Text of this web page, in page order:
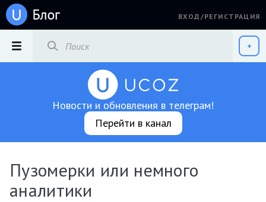
ВХОД/РЕГИСТРАЦИЯ
РАЗДЕЛЫ +
Новости и обновления в телеграм!
Перейти в канал
Пузомерки или немного
аналитики